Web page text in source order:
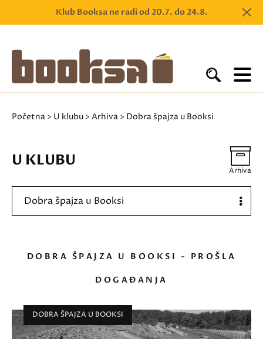
Klub Booksa ne radi od 20.7. do 24.8.
Početna > U klubu > Arhiva > Dobra špajza u Booksi
U KLUBU
Dobra špajza u Booksi
Arhiva
DOBRA ŠPAJZA U BOOKSI - PROŠLA
DOGAĐANJA
DOBRA ŠPAJZA U BOOKSI